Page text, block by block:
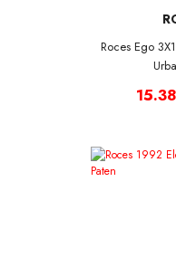
Roces Ego